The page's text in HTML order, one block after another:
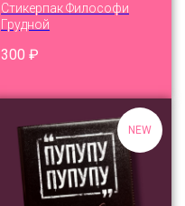
Стикерпак Философи
Грудной
300 ₽
NEW